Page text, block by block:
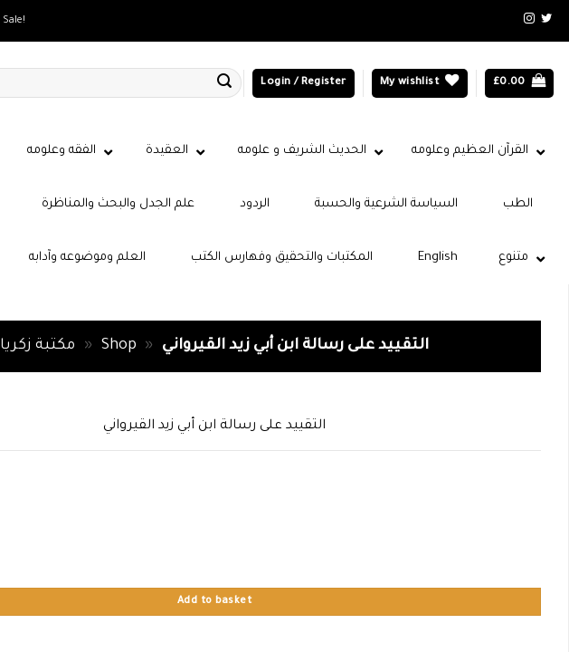
Sale!
Login / Register My wishlist £0.00
القرآن العظيم وعلومه الحديث الشريف و علومه العقيدة الفقه وعلومه
علم الجدل والبحث والمناظرة الردود السياسة الشرعية والحسبة الطب
العلم وموضوعه وآدابه المكتبات والتحقيق وفهارس الكتب متنوع English
مكتبة زكريا » Shop » التقييد على رسالة ابن أبي زيد القيرواني
التقييد على رسالة ابن أبي زيد القيرواني
Add to basket